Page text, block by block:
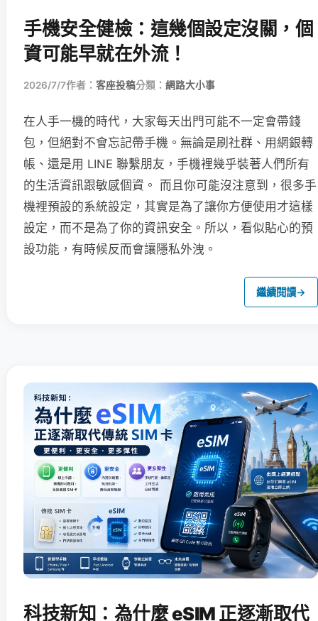
手機安全健檢：這幾個設定沒關，個
資可能早就在外流！
2026/7/7作者： 客座投稿分類： 網路大小事
在人手一機的時代，大家每天出門可能不一定會帶錢
包，但絕對不會忘記帶手機。無論是刷社群、用網銀轉
帳、還是用 LINE 聯繫朋友，手機裡幾乎裝著人們所有
的生活資訊跟敏感個資。 而且你可能沒注意到，很多手
機裡預設的系統設定，其實是為了讓你方便使用才這樣
設定，而不是為了你的資訊安全。所以，看似貼心的預
設功能，有時候反而會讓隱私外洩。
繼續閱讀→
科技新知：為什麼 eSIM 正逐漸取代